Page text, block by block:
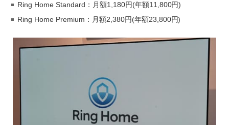
Ring Home Standard：月額1,180円(年額11,800円)
Ring Home Premium：月額2,380円(年額23,800円)